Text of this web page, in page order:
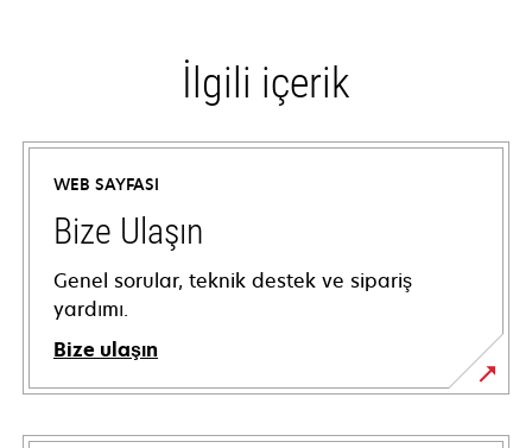
İlgili içerik
WEB SAYFASI
Bize Ulaşın
Genel sorular, teknik destek ve sipariş
yardımı.
Bize ulaşın